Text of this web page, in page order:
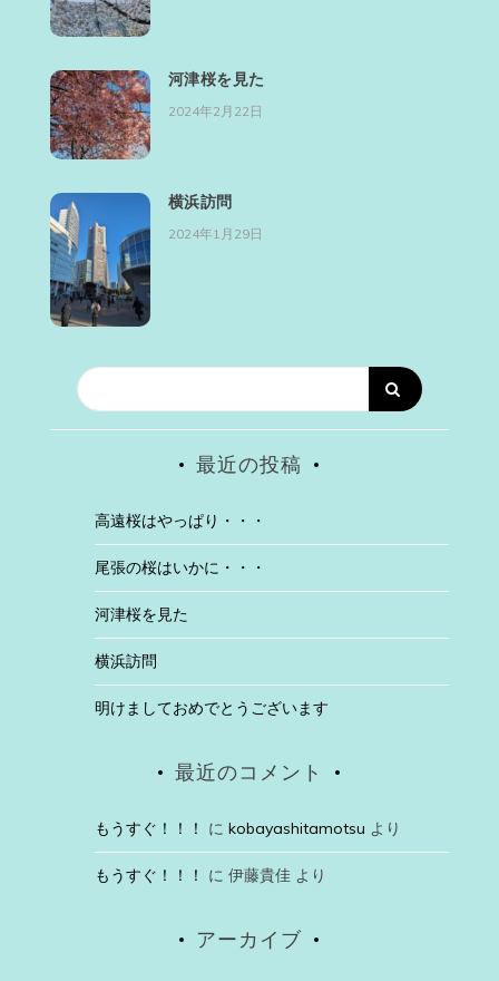
河津桜を見た
2024年2月22日
横浜訪問
2024年1月29日
最近の投稿
高遠桜はやっぱり・・・
尾張の桜はいかに・・・
河津桜を見た
横浜訪問
明けましておめでとうございます
最近のコメント
もうすぐ！！！ に kobayashitamotsu より
もうすぐ！！！ に 伊藤貴佳より
アーカイブ